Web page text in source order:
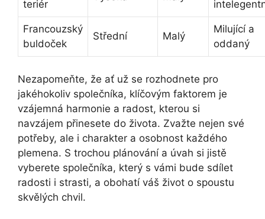
teriér
Francouzský
buldoček
Střední Malý
Milující a
oddaný
Nezapomeňte, že ať⁤ už se rozhodnete pro‌
jakéhokoliv společníka, klíčovým faktorem je
vzájemná harmonie a radost, kterou si
navzájem přinesete do ⁤života. Zvažte nejen své
potřeby, ale ⁢i charakter a osobnost každého
plemena. S trochou plánování a úvah ⁢si jistě‌
vyberete společníka, který s vámi bude ​sdílet
radosti i strasti, a obohatí váš život o spoustu
skvělých chvil.